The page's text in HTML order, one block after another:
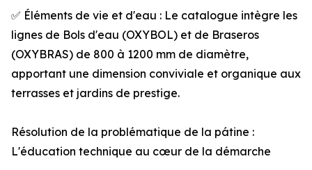
✅ Éléments de vie et d'eau : Le catalogue intègre les
lignes de Bols d'eau (OXYBOL) et de Braseros
(OXYBRAS) de 800 à 1200 mm de diamètre,
apportant une dimension conviviale et organique aux
terrasses et jardins de prestige.
Résolution de la problématique de la pátine :
L'éducation technique au cœur de la démarche